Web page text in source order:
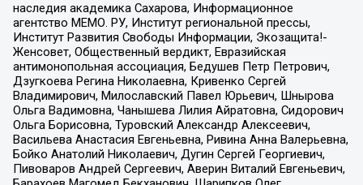
наследия академика Сахарова, Информационное
агентство МЕМО. РУ, Институт региональной прессы,
Институт Развития Свободы Информации, Экозащита!-
Женсовет, Общественный вердикт, Евразийская
антимонопольная ассоциация, Бедушев Петр Петрович,
Дзугкоева Регина Николаевна, Кривенко Сергей
Владимирович, Милославский Павел Юрьевич, Шнырова
Ольга Вадимовна, Чанышева Лилия Айратовна, Сидорович
Ольга Борисовна, Туровский Александр Алексеевич,
Васильева Анастасия Евгеньевна, Ривина Анна Валерьевна,
Бойко Анатолий Николаевич, Дугин Сергей Георгиевич,
Пивоваров Андрей Сергеевич, Аверин Виталий Евгеньевич,